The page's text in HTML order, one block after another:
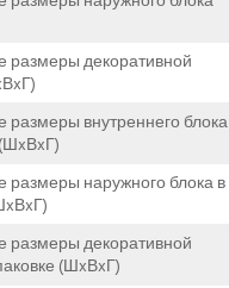
размеры декоративной
размеры внутреннего блока
размеры наружного блока в
размеры декоративной
(ШxВxГ)